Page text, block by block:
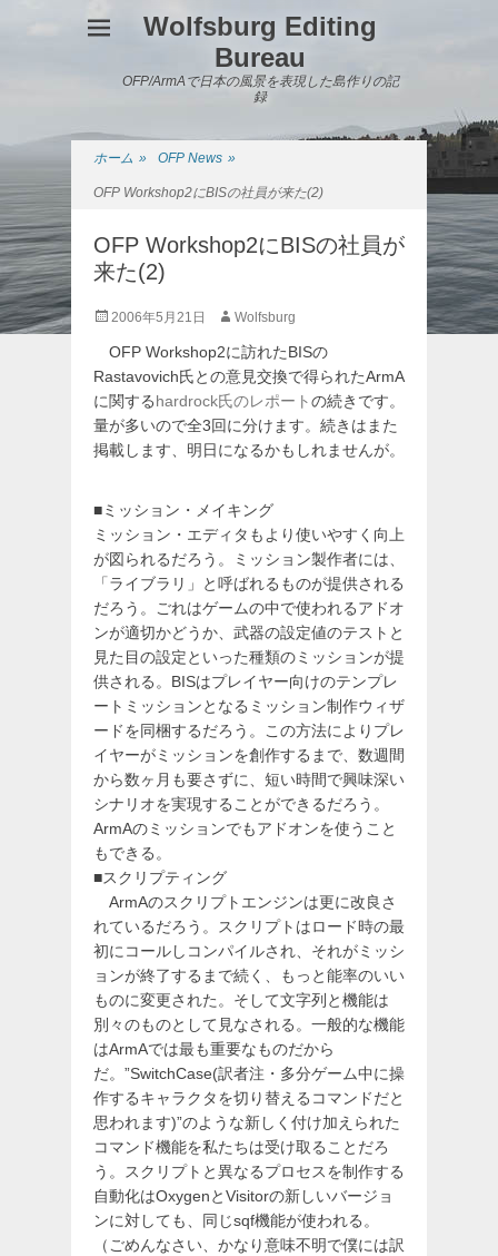
Wolfsburg Editing
Bureau
OFP/ArmAで日本の風景を表現した島作りの記
録
ホーム » OFP News »
OFP Workshop2にBISの社員が来た(2)
OFP Workshop2にBISの社員が
来た(2)
投 2006年5月21日
投
者
Wolfsburg
OFP Workshop2に訪れたBISの
Rastavovich氏との意見交換で得られたArmA
に関するhardrock氏のレポートの続きです。
量が多いので全3回に分けます。続きはまた
掲載します、明日になるかもしれませんが。
■ミッション・メイキング
ミッション・エディタもより使いやすく向上
が図られるだろう。ミッション製作者には、
「ライブラリ」と呼ばれるものが提供される
だろう。ごれはゲームの中で使われるアドオ
ンが適切かどうか、武器の設定値のテストと
見た目の設定といった種類のミッションが提
供される。BISはプレイヤー向けのテンプレ
ートミッションとなるミッション制作ウィザ
ードを同梱するだろう。この方法によりプレ
イヤーがミッションを創作するまで、数週間
から数ヶ月も要さずに、短い時間で興味深い
シナリオを実現することができるだろう。
ArmAのミッションでもアドオンを使うこと
もできる。
■スクリプティング
ArmAのスクリプトエンジンは更に改良さ
れているだろう。スクリプトはロード時の最
初にコールしコンパイルされ、それがミッシ
ョンが終了するまで続く、もっと能率のいい
ものに変更された。そして文字列と機能は
別々のものとして見なされる。一般的な機能
はArmAでは最も重要なものだから
だ。”SwitchCase(訳者注・多分ゲーム中に操
作するキャラクタを切り替えるコマンドだと
思われます)”のような新しく付け加えられた
コマンド機能を私たちは受け取ることだろ
う。スクリプトと異なるプロセスを制作する
自動化はOxygenとVisitorの新しいバージョ
ンに対しても、同じsqf機能が使われる。
（ごめんなさい、かなり意味不明で僕には訳